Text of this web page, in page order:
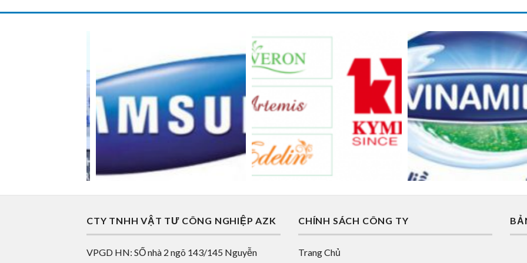
CTY TNHH VẬT TƯ CÔNG NGHIỆP AZK
VPGD HN: SỐ nhà 2 ngõ 143/145 Nguyễn
CHÍNH SÁCH CÔNG TY
Trang Chủ